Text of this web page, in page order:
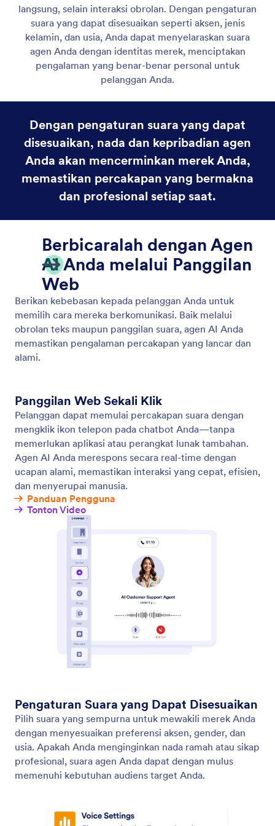
Agen Suara
Aktifkan Agen AI Anda untuk menangani panggilan
suara melalui web. Sesuaikan suara agen Anda agar
pengguna dapat berbicara dengan agen Anda
secara online.
Buat suara yang sempurna untuk Agen AI Anda
dengan menyesuaikan aksen, nada, dan lainnya
untuk pengalaman pengguna yang personal dan
menarik.
Uji Agen Suara Anda
Uji suara dan respons Agen AI Anda dengan fitur
Panggilan Uji Jotform.